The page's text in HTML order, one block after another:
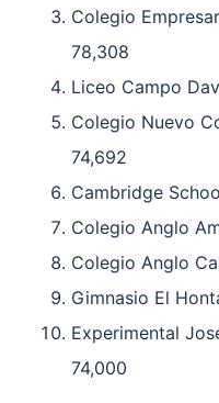
Colegio
78,308
Liceo Campo
Colegio Nuevo
74,692
Cambridge
Colegio Anglo
Colegio Anglo
Gimnasio El
Experimental
74,000